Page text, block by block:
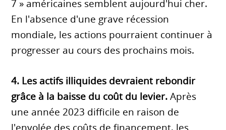
7 » américaines semblent aujourd'hui cher.
En l'absence d'une grave récession
mondiale, les actions pourraient continuer à
progresser au cours des prochains mois.
4. Les actifs illiquides devraient rebondir
grâce à la baisse du coût du levier.Après
une année 2023 difficile en raison de